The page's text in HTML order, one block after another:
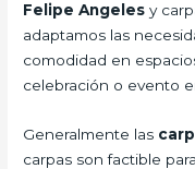
Felipe Angelesy
adaptamos las
comodidad en
celebración o evento
Generalmente las
carpas son factible